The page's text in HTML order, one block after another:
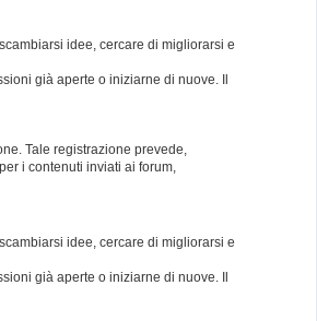
idee, cercare di migliorarsi e
già aperte o iniziarne di nuove. Il
Tale registrazione prevede,
i contenuti inviati ai forum,
idee, cercare di migliorarsi e
già aperte o iniziarne di nuove. Il